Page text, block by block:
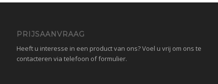
PRIJSAANVRAAG
Heeft u interesse in een product van ons? Voel u vrij om ons te
contacteren via telefoon of formulier.